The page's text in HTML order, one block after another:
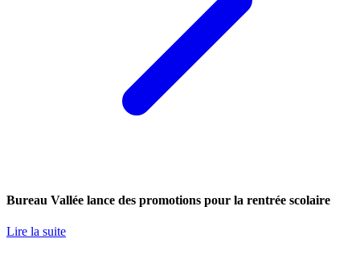
Bureau Vallée lance des promotions pour la rentrée scolaire
Lire la suite